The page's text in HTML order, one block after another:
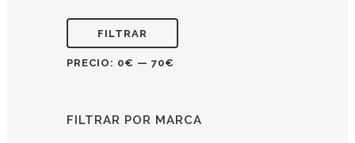
FILTRAR
PRECIO: 0€ — 70€
FILTRAR POR MARCA